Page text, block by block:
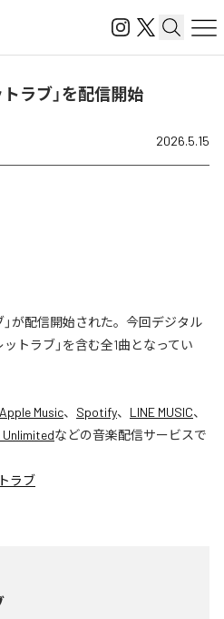
ラブ」を配信開始
2026.5.15
が配信開始された。今回デジタル
トラブ」を含む全1曲となってい
Apple Music、 Spotify、 LINE MUSIC、
Unlimitedなどの音楽配信サービスで
ラブ